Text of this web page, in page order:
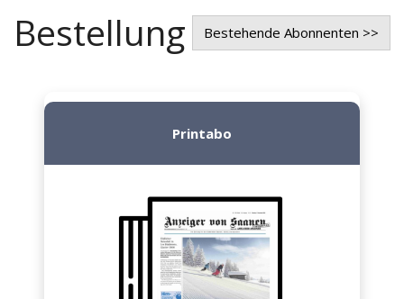
Bestellung Bestehende Abonnenten >>
Printabo